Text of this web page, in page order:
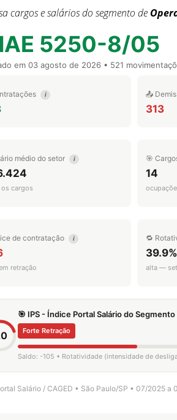
cargos e salários do segmento de
5250-8/05
em 03 agosto de 2026 • 521
i 📤
313
médio do setor i
cargos
🎯
14
de contratação i
retração
🔁
39.9%
alta —
🎯 IPS - Índice Portal Salário do Segmento
Forte Retração
Saldo: -105 • Rotatividade (intensidade de
Salário / CAGED • São Paulo/SP • 07/2025 a